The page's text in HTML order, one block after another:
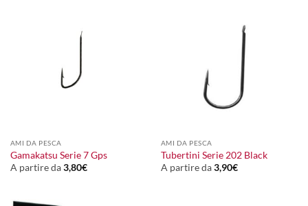
AMI DA PESCA
Gamakatsu Serie 7 Gps
A partire da3,80€
AMI DA PESCA
Tubertini Serie 202 Black
A partire da3,90€